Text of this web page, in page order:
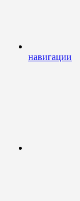
навигации